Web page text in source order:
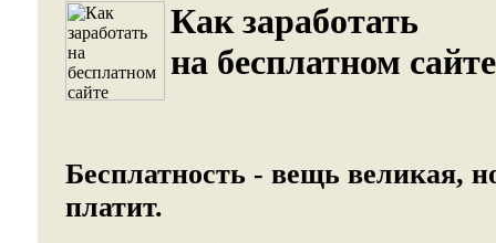
Как заработать
на бесплатном
Бесплатность - вещь великая,
платит.